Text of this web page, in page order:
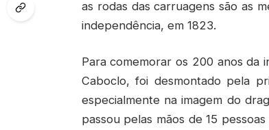
as rodas das carruagens são as
independência, em 1823.
Para comemorar os 200 anos da
Caboclo, foi desmontado pela
especialmente na imagem do
passou pelas mãos de 15